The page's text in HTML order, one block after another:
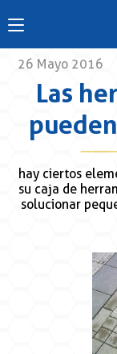
26 Mayo 2016
Las
hay ciertos
su caja de
solucionar